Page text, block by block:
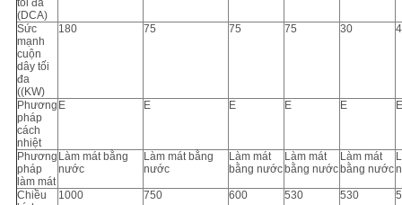
tối đa
(DCA)
Sức
mạnh
cuộn
dây tối
đa
((KW)
180 75 75 75 30
Phương
pháp
cách
nhiệt
E E E E E E
Phương
pháp
làm mát
Làm mát bằng
nước
Làm mát bằng
nước
Làm mát
bằng nước
Làm mát
bằng nước
Làm mát
bằng nước
Chiều
1000 750 600 530 530